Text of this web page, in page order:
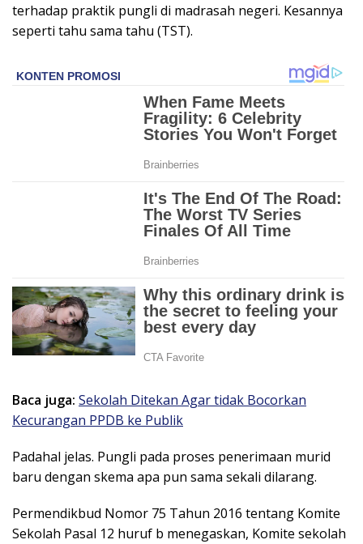
terhadap praktik pungli di madrasah negeri. Kesannya
seperti tahu sama tahu (TST).
Baca juga: Sekolah Ditekan Agar tidak Bocorkan
Kecurangan PPDB ke Publik
Padahal jelas. Pungli pada proses penerimaan murid
baru dengan skema apa pun sama sekali dilarang.
Permendikbud Nomor 75 Tahun 2016 tentang Komite
Sekolah Pasal 12 huruf b menegaskan, Komite sekolah